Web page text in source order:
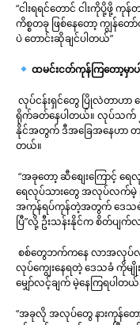
“ငါးရရင်တောင် ငါးကိုပို့ဖို့
ကိစ္စတခု ဖြစ်နေတော့ ကျွန်တ
ပဲ တောင်းဆိုချင်ပါတယ်”
ထမင်းငတ်ကုန်ကြတော့မှာပါ
လုပ်ငန်းရှင်တွေ ပြိုလဲတာဟာ
ရိုက်ခတ်နေပါတယ်။ လုပ်သက် ၂၅
နိုင်အတွက် ဒီအခြေအနေဟာ တသ
တယ်။
“အခုတော့ ဆီစျေးကြောင့် ရ
ရေလုပ်သားတွေ အလုပ်လက်မဲ့ ဖြ
အကုန်ရပ်ကုန်တဲ့အတွက် ဒေသရဲ့စီ
ပြီ”လို့ ဦးသန်းနိုင်က စိတ်ပျက်
စစ်တွေဘက်ကနေ လာအလုပ်လုပ်
လုပ်ကျွေးနေရတဲ့ ဒေသခံ ကိုမျို
မျှော်လင့်ချက် မဲ့နေကြရပါတယ်
“အခုလို အလုပ်တွေ နားကုန်တော့